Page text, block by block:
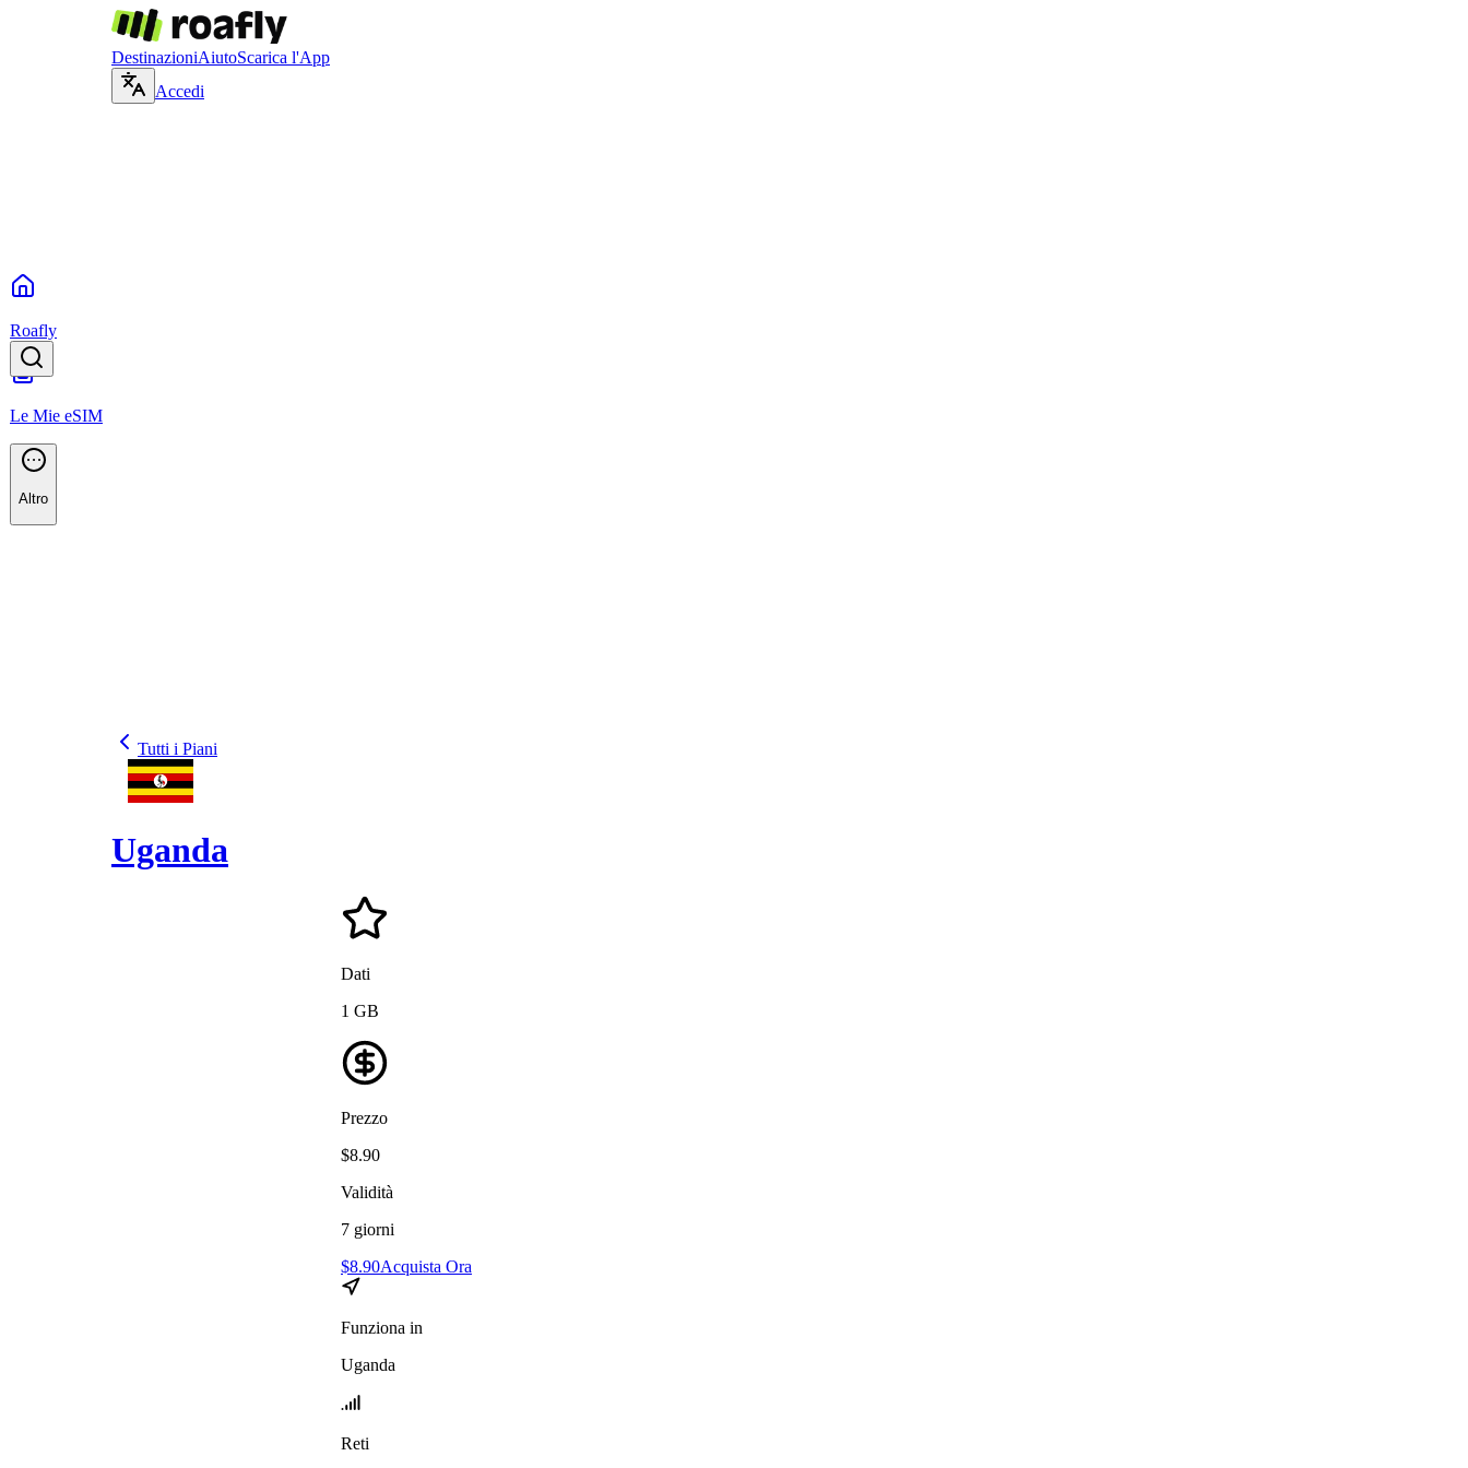
DestinazioniAiutoScarica l'App
Accedi
Roafly
Le Mie eSIM
Altro
Tutti i Piani
Uganda
Dati
1 GB
Prezzo
$8.90
Validità
7 giorni
$8.90Acquista Ora
Funziona in
Uganda
Reti